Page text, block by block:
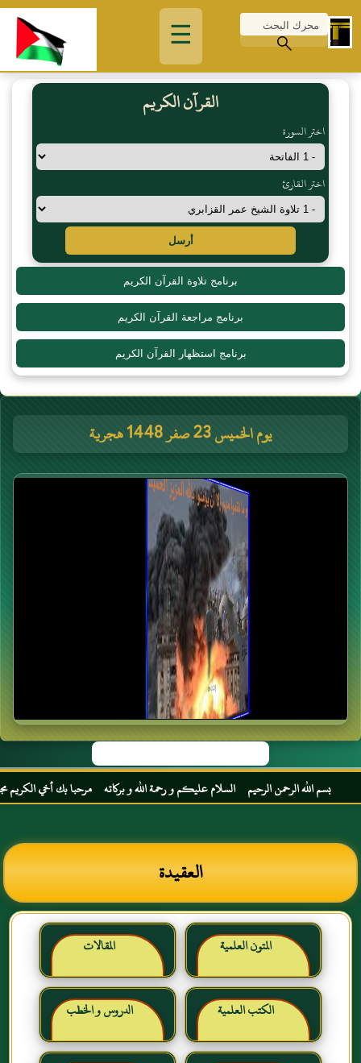
☰
القرآن الكريم
اختر السورة
اختر القارئ
أرسل
برنامج تلاوة القرآن الكريم
برنامج مراجعة القرآن الكريم
برنامج استظهار القرآن الكريم
يوم الخميس 23 صفر 1448 هجرية
بسم الله الرحمن الرحيم السلام عليكم و رحمة الله و بركاته مرحبا بك أخي الكريم
العقيدة
المتون العلمية المقالات
الكتب العلمية الدروس و الخطب